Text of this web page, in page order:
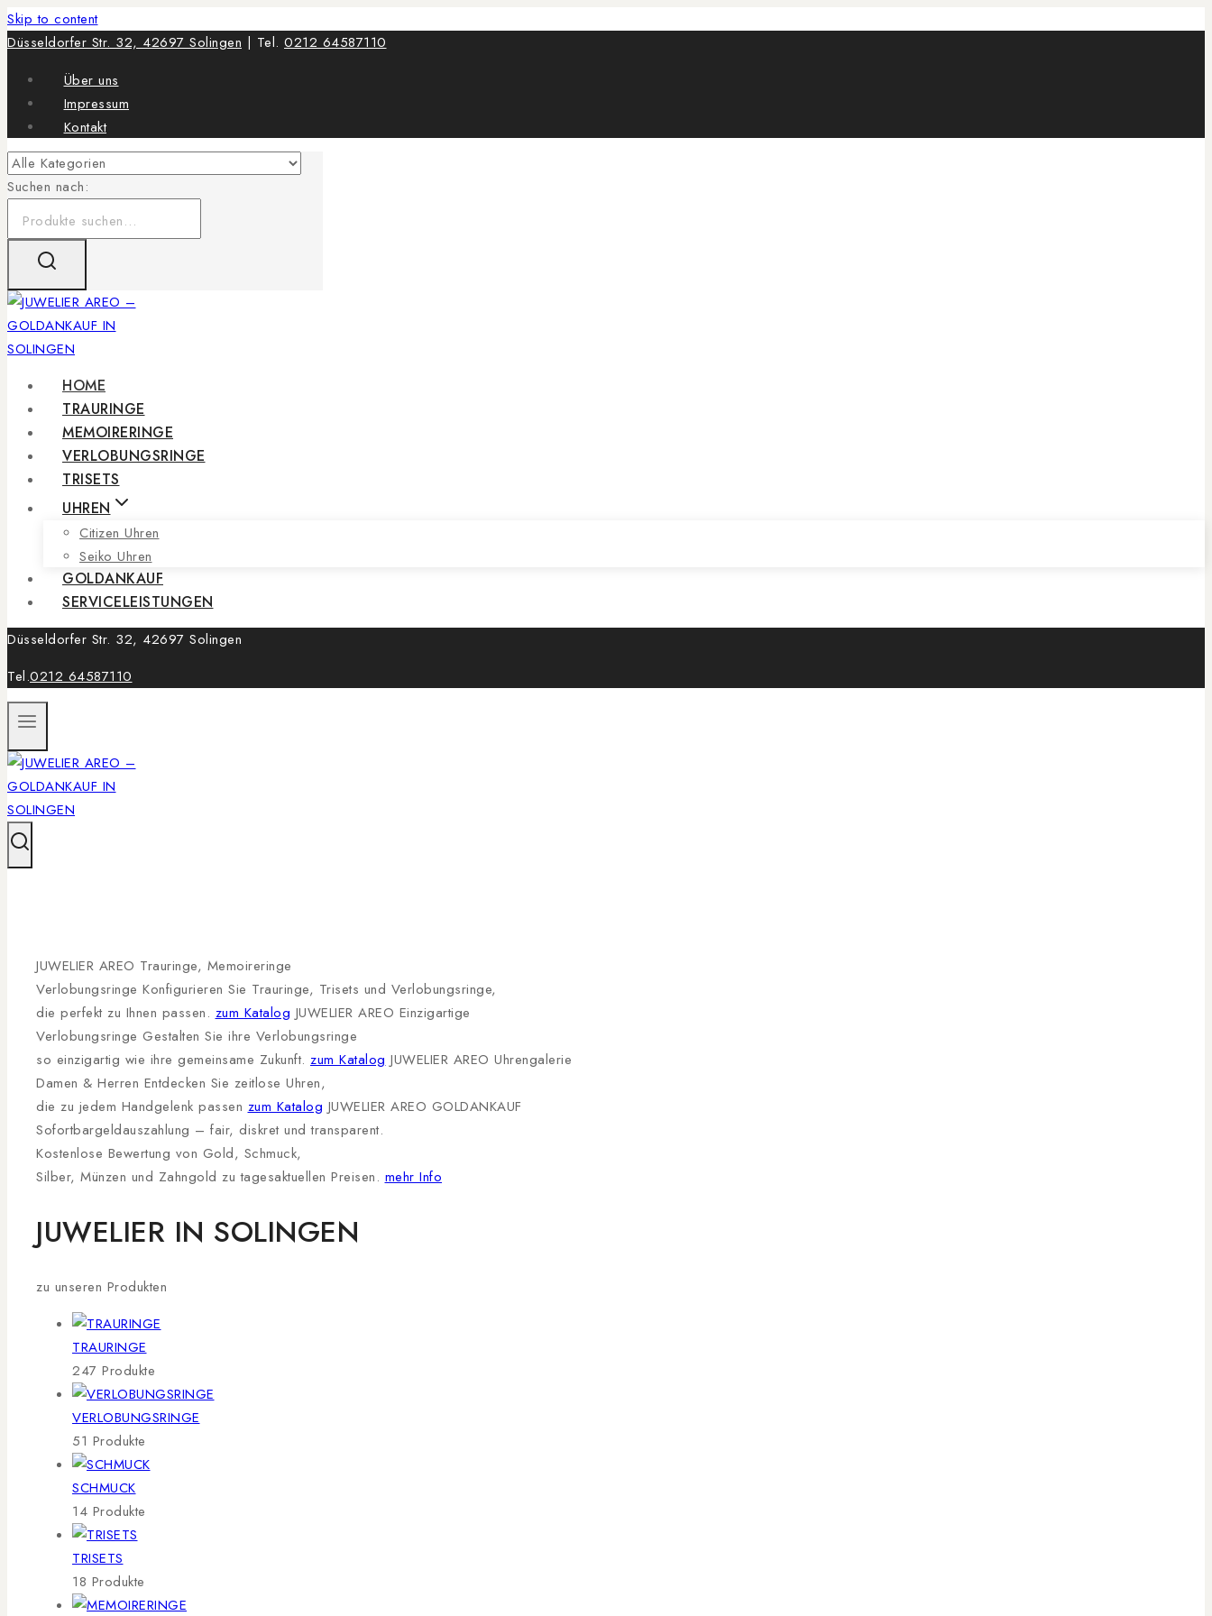
Skip to content
Düsseldorfer Str. 32, 42697 Solingen | Tel. 0212 64587110
Über uns
Impressum
Kontakt
Suchen nach:
HOME
TRAURINGE
MEMOIRERINGE
VERLOBUNGSRINGE
TRISETS
UHREN
Citizen Uhren
Seiko Uhren
GOLDANKAUF
SERVICELEISTUNGEN
Düsseldorfer Str. 32, 42697 Solingen
Tel.0212 64587110
JUWELIER AREO Trauringe, Memoireringe
Verlobungsringe Konfigurieren Sie Trauringe, Trisets und Verlobungsringe,
die perfekt zu Ihnen passen. zum Katalog JUWELIER AREO Einzigartige
Verlobungsringe Gestalten Sie ihre Verlobungsringe
so einzigartig wie ihre gemeinsame Zukunft. zum Katalog JUWELIER AREO Uhrengalerie
Damen & Herren Entdecken Sie zeitlose Uhren,
die zu jedem Handgelenk passen zum Katalog JUWELIER AREO GOLDANKAUF
Sofortbargeldauszahlung – fair, diskret und transparent.
Kostenlose Bewertung von Gold, Schmuck,
Silber, Münzen und Zahngold zu tagesaktuellen Preisen. mehr Info
JUWELIER IN SOLINGEN
zu unseren Produkten
TRAURINGE
247 Produkte
VERLOBUNGSRINGE
51 Produkte
SCHMUCK
14 Produkte
TRISETS
18 Produkte